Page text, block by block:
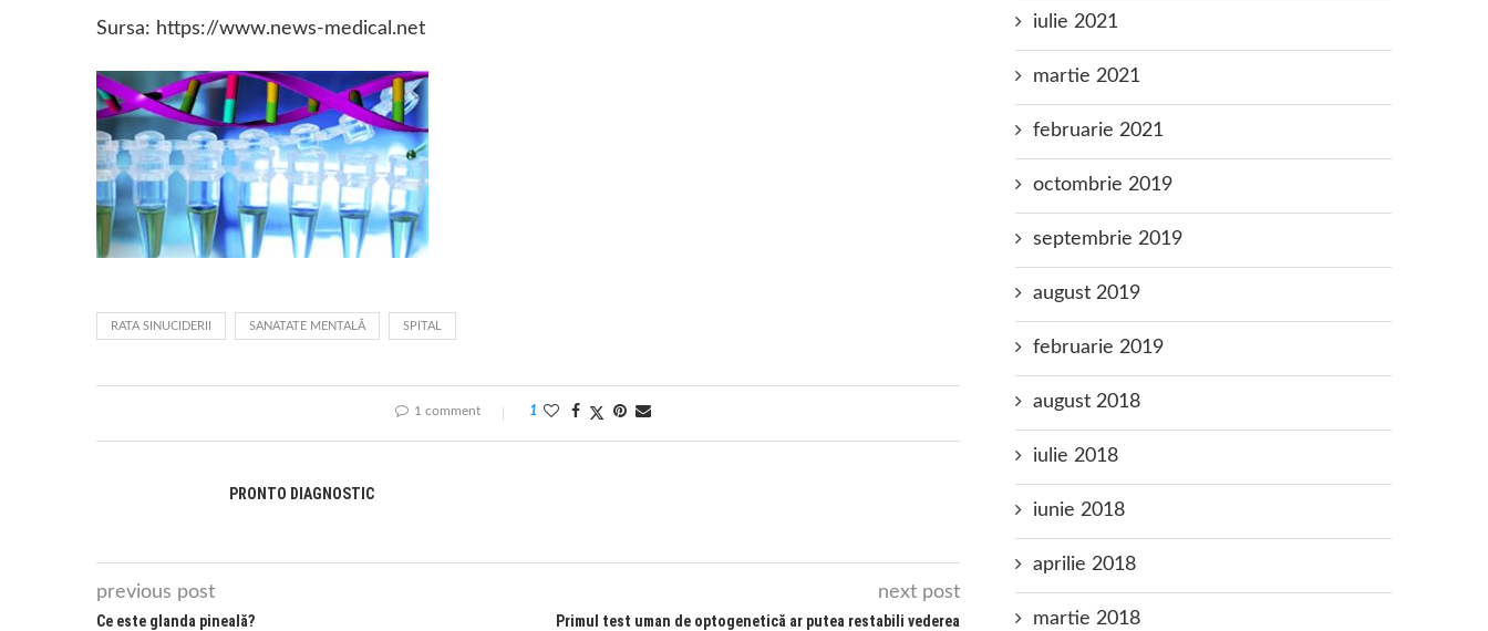
Sursa: https://www.news-medical.net
RATA SINUCIDERII SANATATE MENTALĂ SPITAL
1 comment 1
PRONTO DIAGNOSTIC
previous post
Ce este glanda pineală?
next post
Primul test uman de optogenetică ar putea restabili vederea
iulie 2021
martie 2021
februarie 2021
octombrie 2019
septembrie 2019
august 2019
februarie 2019
august 2018
iulie 2018
iunie 2018
aprilie 2018
martie 2018